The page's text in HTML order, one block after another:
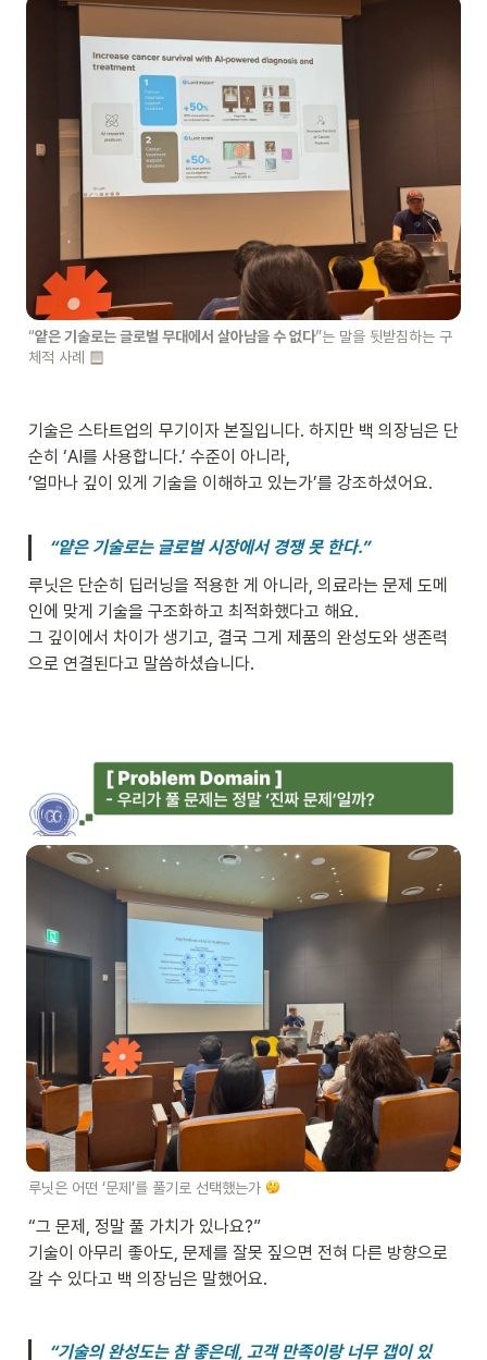
“얕은 기술로는 글로벌 무대에서 살아남을 수 없다”는 말을 뒷받침하는 구
체적 사례
기술은 스타트업의 무기이자 본질입니다. 하지만 백 의장님은 단
순히 ‘AI를 사용합니다.’ 수준이 아니라,
’얼마나 깊이 있게 기술을 이해하고 있는가’를 강조하셨어요.
“얕은 기술로는 글로벌 시장에서 경쟁 못 한다.”
루닛은 단순히 딥러닝을 적용한 게 아니라, 의료라는 문제 도메
인에 맞게 기술을 구조화하고 최적화했다고 해요.
그 깊이에서 차이가 생기고, 결국 그게 제품의 완성도와 생존력
으로 연결된다고 말씀하셨습니다.
루닛은 어떤 ‘문제’를 풀기로 선택했는가
“그 문제, 정말 풀 가치가 있나요?”
기술이 아무리 좋아도, 문제를 잘못 짚으면 전혀 다른 방향으로
갈 수 있다고 백 의장님은 말했어요.
“기술의 완성도는 참 좋은데, 고객 만족이랑 너무 갭이 있